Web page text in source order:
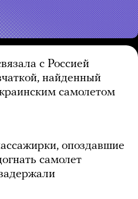
с Россией
найденный
самолетом
опоздавшие
самолет